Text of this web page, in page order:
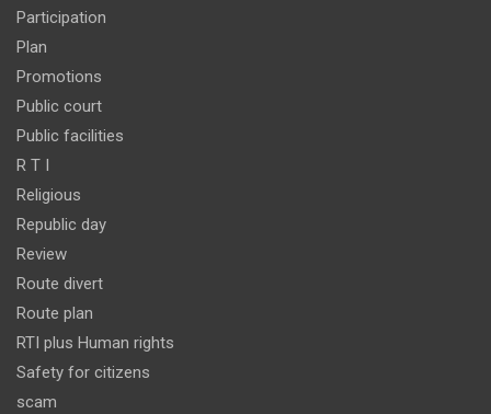
Participation
Plan
Promotions
Public court
Public facilities
R T I
Religious
Republic day
Review
Route divert
Route plan
RTI plus Human rights
Safety for citizens
scam